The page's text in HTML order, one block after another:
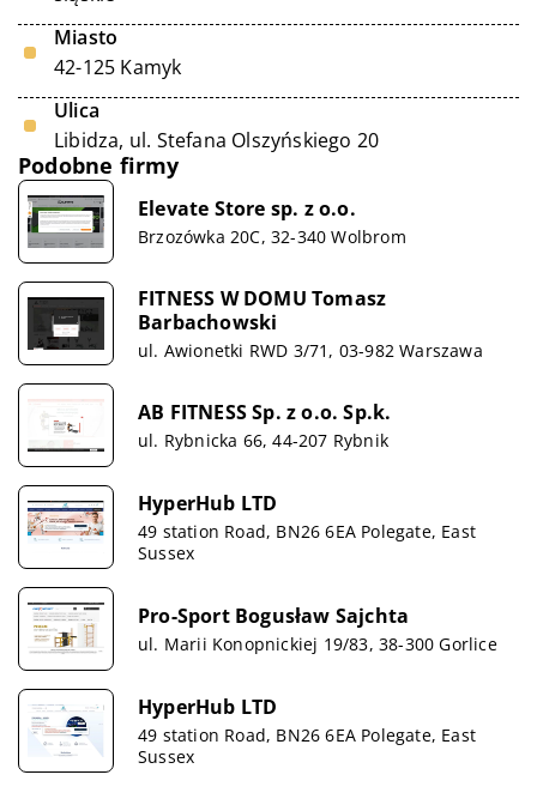
Miasto
42-125 Kamyk
Ulica
Libidza, ul. Stefana Olszyńskiego 20
Podobne firmy
Elevate Store sp. z o.o.
Brzozówka 20C, 32-340 Wolbrom
FITNESS W DOMU Tomasz
Barbachowski
ul. Awionetki RWD 3/71, 03-982 Warszawa
AB FITNESS Sp. z o.o. Sp.k.
ul. Rybnicka 66, 44-207 Rybnik
HyperHub LTD
49 station Road, BN26 6EA Polegate, East
Sussex
Pro-Sport Bogusław Sajchta
ul. Marii Konopnickiej 19/83, 38-300 Gorlice
HyperHub LTD
49 station Road, BN26 6EA Polegate, East
Sussex